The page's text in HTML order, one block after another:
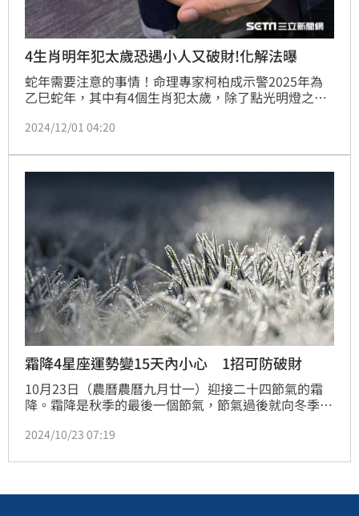
4生肖明年犯太歲恐遇小人又破財!化解法曝
蛇年需要注意的事情！命理專家柯柏成示警2025年為
乙巳蛇年，其中有4個生肖犯太歲，除了點光明燈之
祕法方法之一，如果家中附近有齊天大聖廟，因緣俱足
象的飾物，都是可以幫忙逢凶化吉的小飾物。
2024/12/01 04:20
霜降4星座運勢變15天內小心 1招可防破財
10月23日（農曆農曆九月廿一）迎接二十四節氣的霜
降。霜降是秋季的最後一個節氣，節氣過後就向冬季過
來越頻繁，氣溫驟降、晝夜溫差大的氣候特徵。清水孟
2024/10/23 07:19